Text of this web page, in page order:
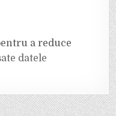
a reduce
datele